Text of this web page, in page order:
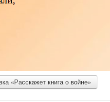
«Расскажет книга о войне»